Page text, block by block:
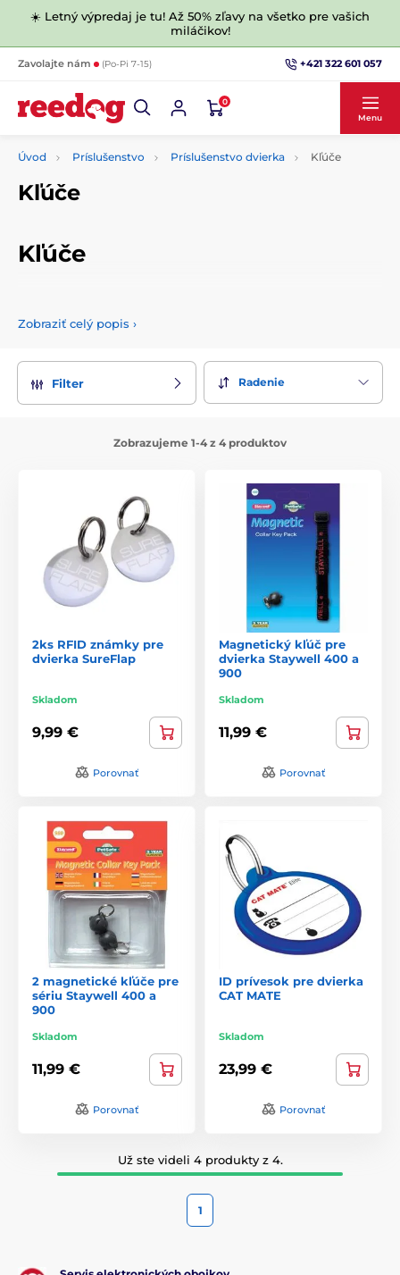
☀️ Letný výpredaj je tu! Až 50% zľavy na všetko pre vašich
miláčikov!
Zavolajte nám (Po-Pi 7-15) +421 322 601 057
0
Menu
Úvod Príslušenstvo Príslušenstvo dvierka Kľúče
Kľúče
Kľúče
v tejto kategórii nájdete náhradné kľúče pre dvierka pre psov
Zobraziť celý popis ›
Filter Radenie
Zobrazujeme 1-4 z 4 produktov
2ks RFID známky pre
dvierka SureFlap
Skladom
9,99 €
Porovnať
Magnetický kľúč pre
dvierka Staywell 400 a
900
Skladom
11,99 €
Porovnať
2 magnetické kľúče pre
sériu Staywell 400 a
900
Skladom
11,99 €
Porovnať
ID prívesok pre dvierka
CAT MATE
Skladom
23,99 €
Porovnať
Už ste videli 4 produkty z 4.
1